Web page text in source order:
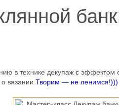
в технике декупаж с эффектом
о вязании Творим — не ленимся!)))